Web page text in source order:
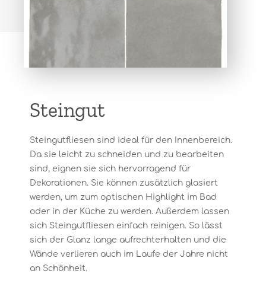
Steingut
Steingutfliesen sind ideal für den Innenbereich.
Da sie leicht zu schneiden und zu bearbeiten
sind, eignen sie sich hervorragend für
Dekorationen. Sie können zusätzlich glasiert
werden, um zum optischen Highlight im Bad
oder in der Küche zu werden. Außerdem lassen
sich Steingutfliesen einfach reinigen. So lässt
sich der Glanz lange aufrechterhalten und die
Wände verlieren auch im Laufe der Jahre nicht
an Schönheit.